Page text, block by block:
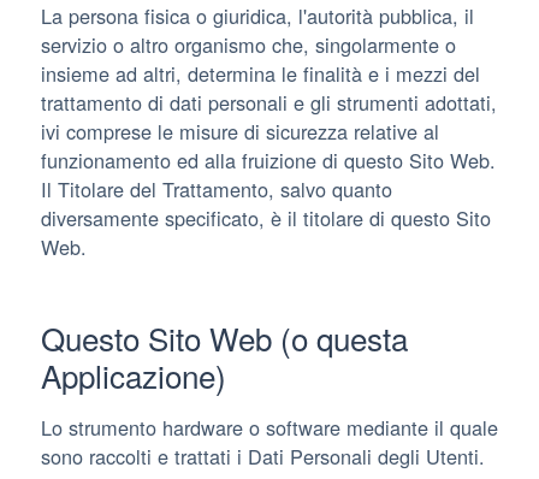
La persona fisica o giuridica, l'autorità pubblica, il
servizio o altro organismo che, singolarmente o
insieme ad altri, determina le finalità e i mezzi del
trattamento di dati personali e gli strumenti adottati,
ivi comprese le misure di sicurezza relative al
funzionamento ed alla fruizione di questo Sito Web.
Il Titolare del Trattamento, salvo quanto
diversamente specificato, è il titolare di questo Sito
Web.
Questo Sito Web (o questa
Applicazione)
Lo strumento hardware o software mediante il quale
sono raccolti e trattati i Dati Personali degli Utenti.